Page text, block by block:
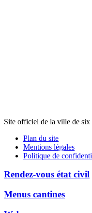
Site officiel de la ville de six
Plan du site
Mentions légales
Politique de
Rendez-vous état civil
Menus cantines